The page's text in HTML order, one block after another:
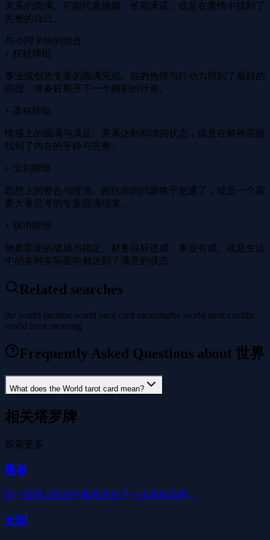
关系的圆满。可能代表婚姻、长期承诺，或是在爱情中找到了
完整的自己。
与小阿卡纳的组合
+ 权杖牌组
事业或创意专案的圆满完成。你的热情与行动力得到了最好的
回报，准备好展开下一个精彩的计画。
+ 圣杯牌组
情感上的圆满与满足。关系达到和谐的状态，或是在精神层面
找到了内在的平静与完整。
+ 宝剑牌组
思想上的整合与澄清。困扰你的问题终于想通了，或是一个需
要大量思考的专案圆满结束。
+ 钱币牌组
物质层面的成就与稳定。财务目标达成、事业有成、或是生活
中的各种实际面向都达到了满意的状态。
Related searches
the world tarotthe world tarot card meaningthe world tarot cardthe
world tarot meaning
Frequently Asked Questions about 世界
What does the World tarot card mean?
相关塔罗牌
探索更多
愚者
同一组牌义路径中最相关的下一步或前后牌。
太阳